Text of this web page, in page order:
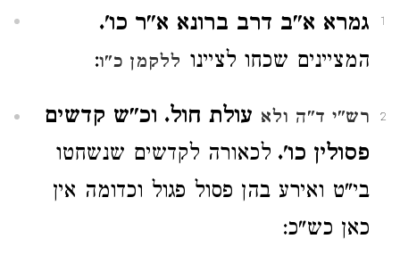
1
גמרא א"ב דרב ברונא א"ר כו'.
המציינים שכחו לציינו ללקמן כ"ו:
2 רש"י ד"ה ולא עולת חול. וכ"ש קדשים
פסולין כו'. לכאורה לקדשים שנשחטו
בי"ט ואירע בהן פסול פגול וכדומה אין
כאן כש"כ: